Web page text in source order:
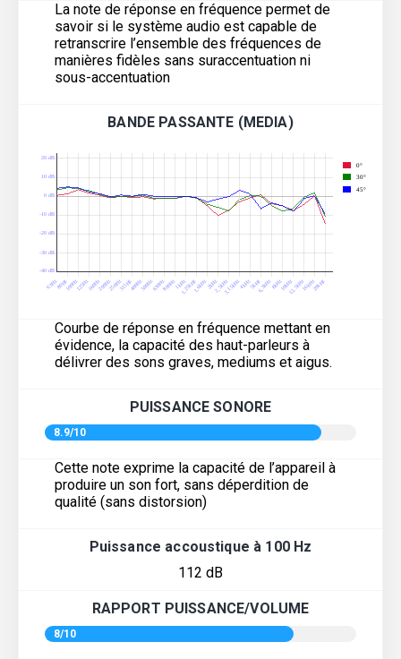
La note de réponse en fréquence permet de
savoir si le système audio est capable de
retranscrire l’ensemble des fréquences de
manières fidèles sans suraccentuation ni
sous-accentuation
BANDE PASSANTE (MEDIA)
Courbe de réponse en fréquence mettant en
évidence, la capacité des haut-parleurs à
délivrer des sons graves, mediums et aigus.
PUISSANCE SONORE
8.9/10
Cette note exprime la capacité de l’appareil à
produire un son fort, sans déperdition de
qualité (sans distorsion)
Puissance accoustique à 100 Hz
112 dB
RAPPORT PUISSANCE/VOLUME
8/10